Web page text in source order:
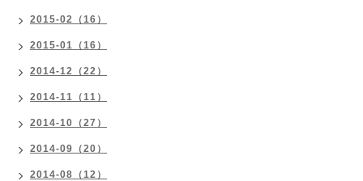
2015-02（16）
2015-01（16）
2014-12（22）
2014-11（11）
2014-10（27）
2014-09（20）
2014-08（12）